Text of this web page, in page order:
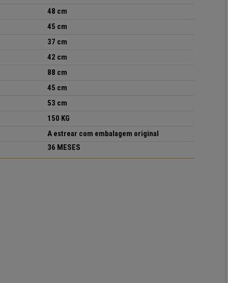
48 cm
45 cm
37 cm
42 cm
88 cm
45 cm
53 cm
150 KG
A estrear com embalagem original
36 MESES